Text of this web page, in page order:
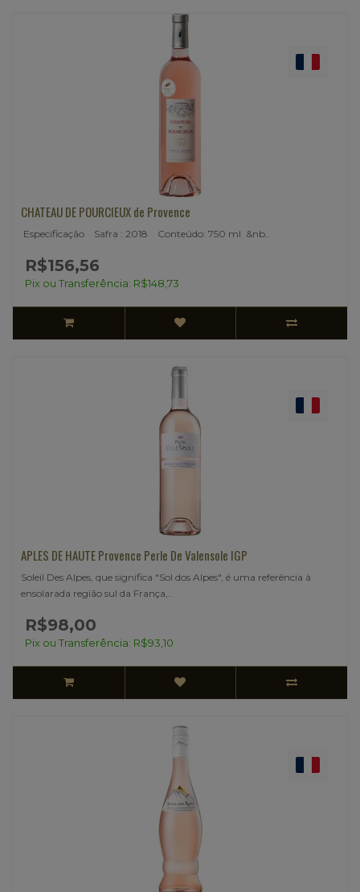
CHATEAU DE POURCIEUX de Provence
Especificação Safra : 2018 Conteúdo: 750 ml &nb..
R$156,56
Pix ou Transferência: R$148,73
APLES DE HAUTE Provence Perle De Valensole IGP
Soleil Des Alpes, que significa "Sol dos Alpes", é uma referência à
ensolarada região sul da França,..
R$98,00
Pix ou Transferência: R$93,10